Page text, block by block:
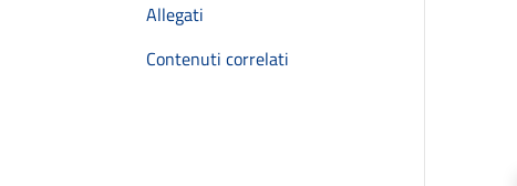
Allegati
Contenuti correlati